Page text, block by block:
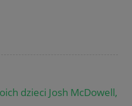
dzieci Josh McDowell,